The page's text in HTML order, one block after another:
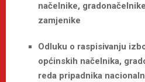
načelnike,
zamjenike
Odluku o raspisivanju
općinskih načelnika,
reda pripadnika